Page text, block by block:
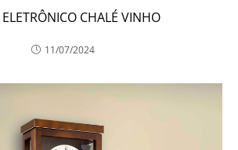
CHALÉ VINHO
11/07/2024